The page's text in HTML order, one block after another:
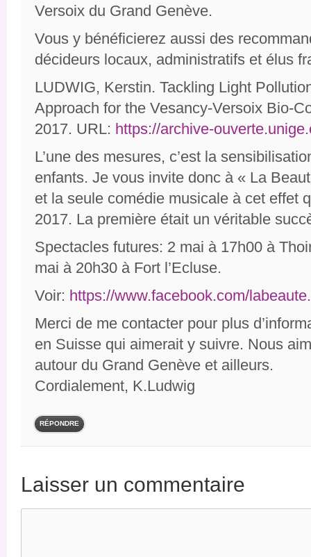
Versoix du Grand Genève.
Vous y bénéficierez aussi des
décideurs locaux, administratifs et élus
LUDWIG, Kerstin. Tackling Light
Approach for the Vesancy-Versoix Bio-
2017. URL: https://archive-
L’une des mesures, c’est la
enfants. Je vous invite donc à « La
et la seule comédie musicale à cet effet
2017. La première était un véritable
Spectacles futures: 2 mai à 17h00 à
mai à 20h30 à Fort l’Ecluse.
Voir: https://www.facebook.com/
Merci de me contacter pour plus
en Suisse qui aimerait y suivre. Nous
autour du Grand Genève et ailleurs.
Cordialement, K.Ludwig
RÉPONDRE
Laisser un commentaire